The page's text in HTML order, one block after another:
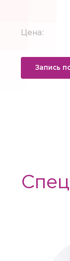
Цена:
Запись